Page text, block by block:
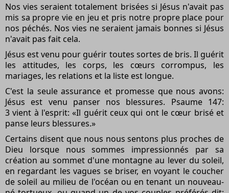
Nos vies seraient totalement brisées si Jésus n'avait pas
mis sa propre vie en jeu et pris notre propre place pour
nos péchés. Nos vies ne seraient jamais bonnes si Jésus
n'avait pas fait cela.
Jésus est venu pour guérir toutes sortes de bris. Il guérit
les attitudes, les corps, les cœurs corrompus, les
mariages, les relations et la liste est longue.
C'est la seule assurance et promesse que nous avons:
Jésus est venu panser nos blessures. Psaume 147:
3 vient à l'esprit: «Il guérit ceux qui ont le cœur brisé et
panse leurs blessures.»
Certains disent que nous nous sentons plus proches de
Dieu lorsque nous sommes impressionnés par sa
création au sommet d'une montagne au lever du soleil,
en regardant les vagues se briser, en voyant le coucher
de soleil au milieu de l'océan ou en tenant un nouveau-